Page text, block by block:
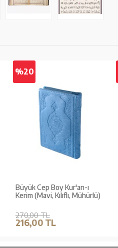
%20
Büyük Cep Boy Kur'an-ı
Kerim (Mavi, Kılıflı, Mühürlü)
270,00 TL
216,00 TL